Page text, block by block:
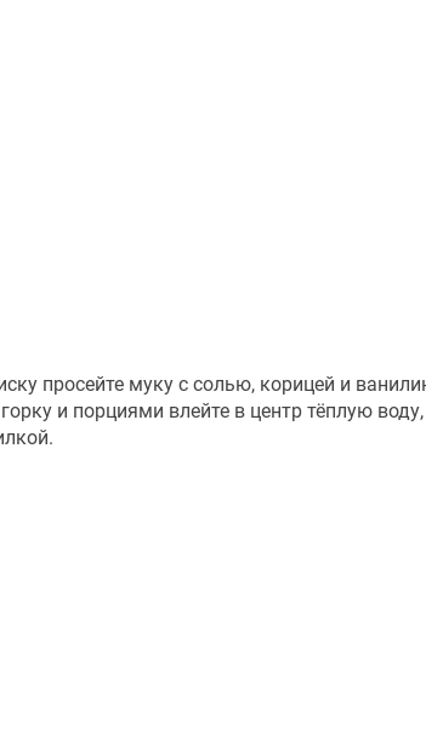
просейте муку с солью, корицей и
и порциями влейте в центр тёплую воду,